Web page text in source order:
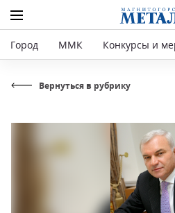
Город ММК Конкурсы и
Вернуться в рубрику